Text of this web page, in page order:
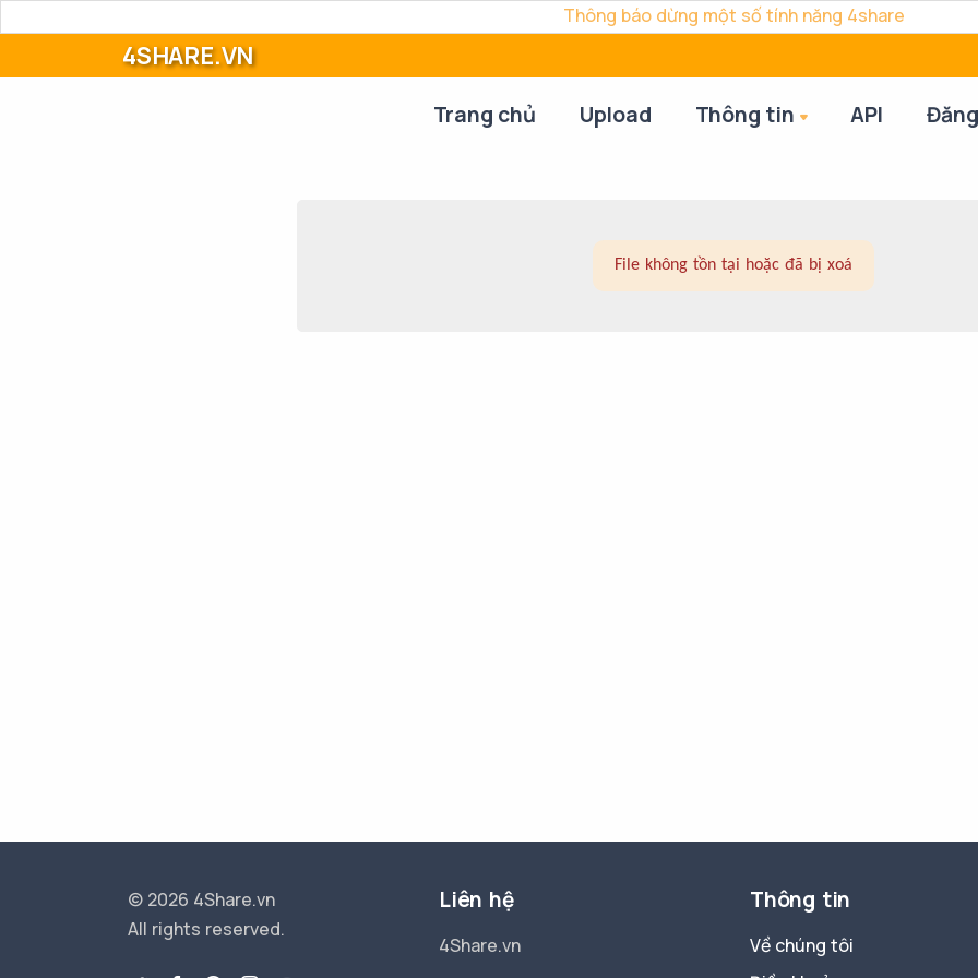
Thông báo dừng một số tính năng 4share
4SHARE.VN
Trang chủ Upload Thông tin API
File không tồn tại hoặc đã bị xoá
© 2026 4Share.vn
All rights reserved.
Liên hệ
4Share.vn
Thông tin
Về chúng tôi